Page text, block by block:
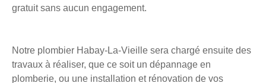
gratuit sans aucun engagement.
Notre plombier Habay-La-Vieille sera chargé ensuite des
travaux à réaliser, que ce soit un dépannage en
plomberie, ou une installation et rénovation de vos